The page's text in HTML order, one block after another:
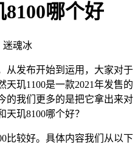
8100哪个好
迷魂冰
从发布开始到运用，大家对于
玑1100是一款2021年发售的
的我们更多的是把它拿出来对
天玑8100哪个好？
比较好。具体内容我们从以下